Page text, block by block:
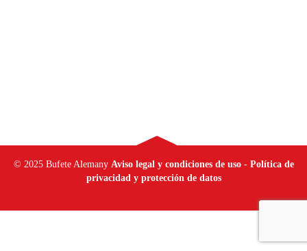
© 2025 Bufete Alemany Aviso legal y condiciones de uso- Política de
privacidad y protección de datos